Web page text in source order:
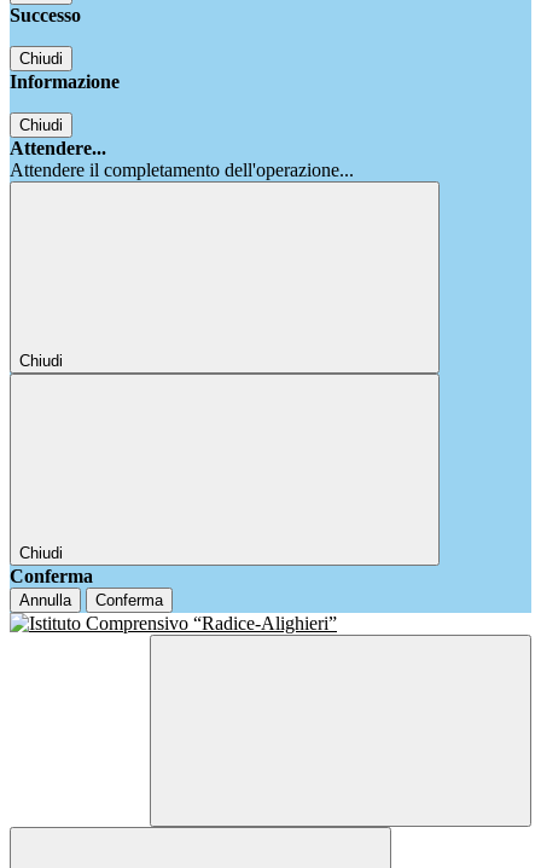
Successo
Chiudi
Informazione
Chiudi
Attendere...
Attendere il completamento dell'operazione...
Chiudi
Chiudi
Conferma
Annulla Conferma